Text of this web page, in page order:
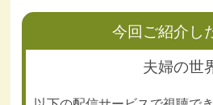
今回ご紹介し
夫婦の世